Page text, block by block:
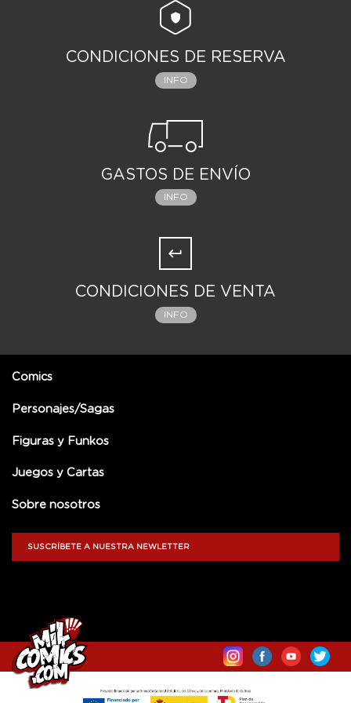
CONDICIONES DE RESERVA
INFO
GASTOS DE ENVÍO
INFO
CONDICIONES DE VENTA
INFO
Comics
Personajes/Sagas
Figuras y Funkos
Juegos y Cartas
Sobre nosotros
SUSCRÍBETE A NUESTRA NEWLETTER